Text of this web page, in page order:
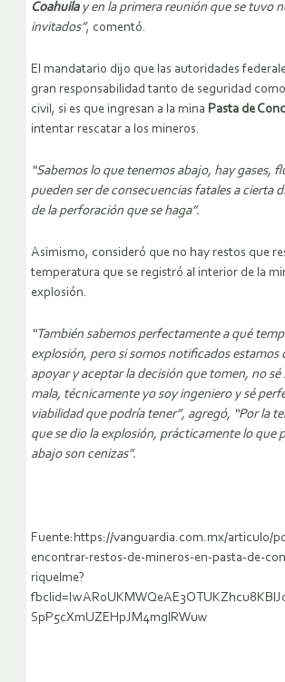
Coahuila y en la primera reunión que se tuvo
invitados”, comentó.
El mandatario dijo que las autoridades
gran responsabilidad tanto de seguridad
civil, si es que ingresan a la mina Pasta de
intentar rescatar a los mineros.
“Sabemos lo que tenemos abajo, hay gases,
pueden ser de consecuencias fatales a cierta
de la perforación que se haga”.
Asimismo, consideró que no hay restos que
temperatura que se registró al interior de la
explosión.
“También sabemos perfectamente a qué
explosión, pero si somos notificados estamos
apoyar y aceptar la decisión que tomen, no sé
mala, técnicamente yo soy ingeniero y sé
viabilidad que podría tener”, agregó, “Por la
que se dio la explosión, prácticamente lo que
abajo son cenizas”.
Fuente:https://vanguardia.com.mx/articulo/
encontrar-restos-de-mineros-en-pasta-de-
riquelme?
SpP5cXmUZEHpJM4mglRWuw